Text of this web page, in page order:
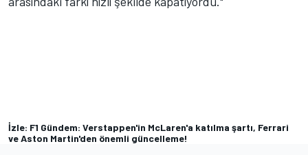
İzle: F1 Gündem: Verstappen'in McLaren'a katılma şartı, Ferrari
ve Aston Martin'den önemli güncelleme!